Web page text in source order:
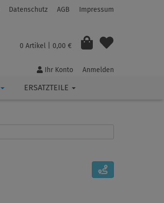
Datenschutz AGB Impressum
0 Artikel | 0,00 €
Ihr Konto Anmelden
ERSATZTEILE